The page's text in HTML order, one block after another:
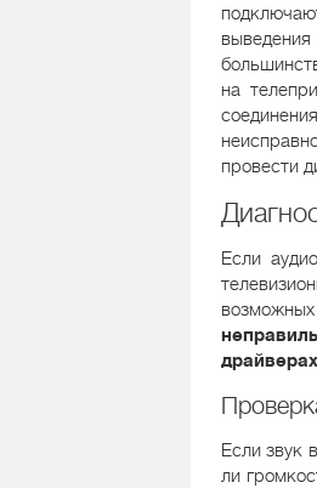
на
провести
Если
Если звук
ли